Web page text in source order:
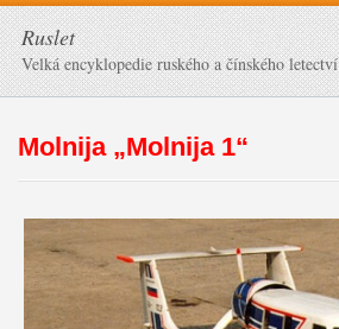
Ruslet
Velká encyklopedie ruského a čínského letectví
Molnija „Molnija 1“